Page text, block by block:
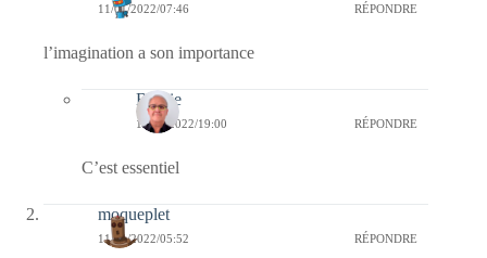
11/01/2022/07:46 RÉPONDRE
l’imagination a son importance
Bernie
11/01/2022/19:00 RÉPONDRE
C’est essentiel
moqueplet
11/01/2022/05:52 RÉPONDRE